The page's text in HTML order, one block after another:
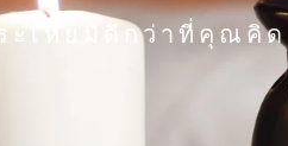
ะเหยมีดีกว่าที่คุณคิด